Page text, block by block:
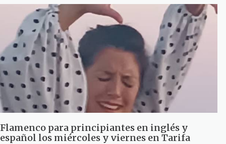
Flamenco para principiantes en inglés y
español los miércoles y viernes en Tarifa